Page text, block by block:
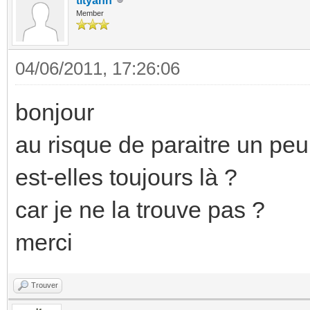
Member
04/06/2011, 17:26:06
bonjour
au risque de paraitre un
est-elles toujours là ?
car je ne la trouve pas ?
merci
Trouver